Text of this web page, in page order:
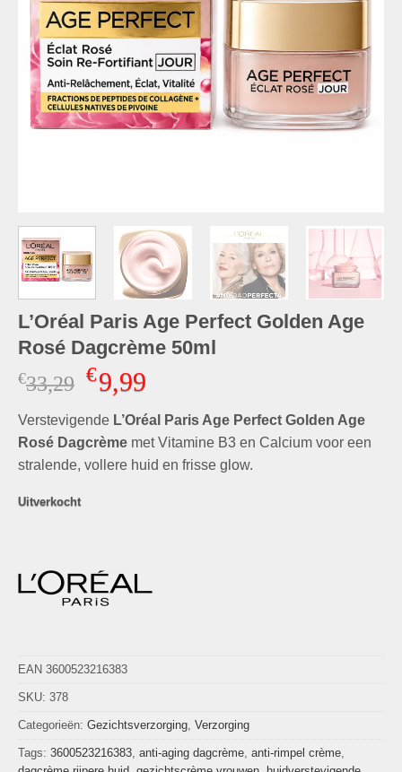
L’Oréal Paris Age Perfect Golden Age
Rosé Dagcrème 50ml
€33,29 Oorspronkelijke
prijs
was:
€33,29.
€9,99Huidige
is:
€9,99.
Verstevigende L’Oréal Paris Age Perfect Golden Age
Rosé Dagcrème met Vitamine B3 en Calcium voor een
stralende, vollere huid en frisse glow.
Uitverkocht
EAN 3600523216383
SKU: 378
Categorieën: Gezichtsverzorging, Verzorging
Tags: 3600523216383, anti-aging dagcrème, anti-rimpel crème,